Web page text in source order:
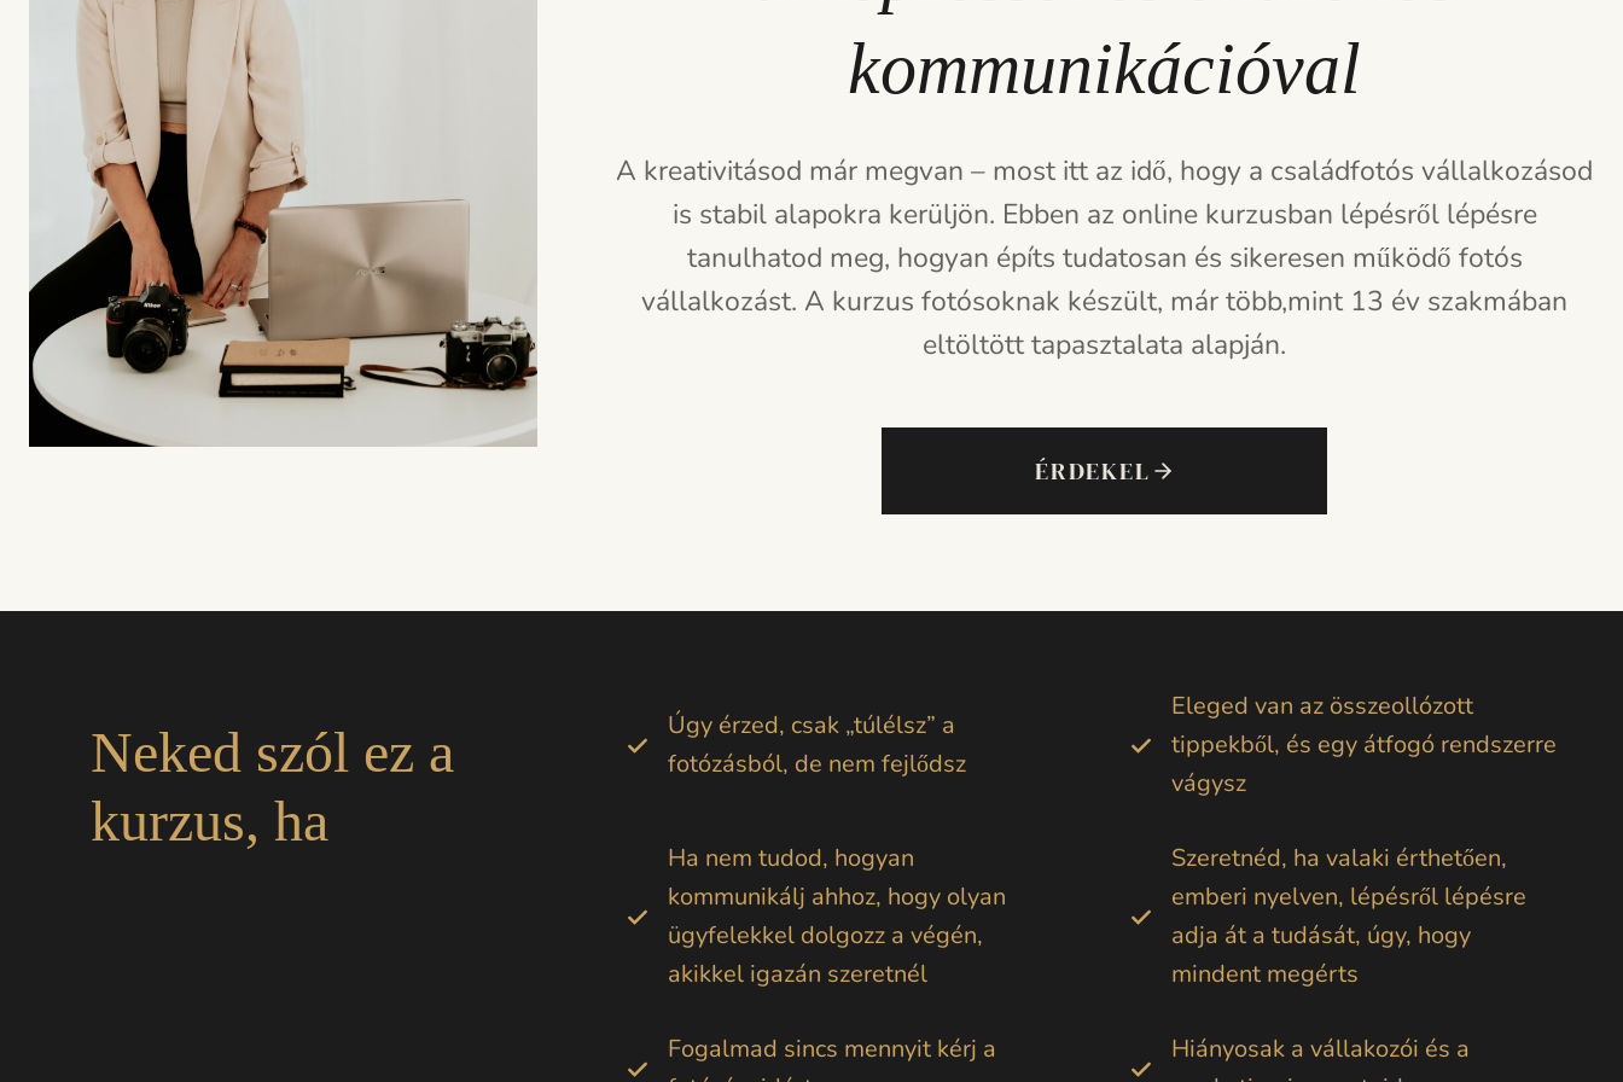
kommunikációval
A kreativitásod már megvan – most itt az idő, hogy a családfotós vállalkozásod
is stabil alapokra kerüljön. Ebben az online kurzusban lépésről lépésre
tanulhatod meg, hogyan építs tudatosan és sikeresen működő fotós
vállalkozást. A kurzus fotósoknak készült, már több,mint 13 év szakmában
eltöltött tapasztalata alapján.
ÉRDEKEL
Neked szól ez a
kurzus, ha
Úgy érzed, csak „túlélsz” a
fotózásból, de nem fejlődsz
Eleged van az összeollózott
tippekből, és egy átfogó rendszerre
vágysz
Ha nem tudod, hogyan
kommunikálj ahhoz, hogy olyan
ügyfelekkel dolgozz a végén,
akikkel igazán szeretnél
Szeretnéd, ha valaki érthetően,
emberi nyelven, lépésről lépésre
adja át a tudását, úgy, hogy
mindent megérts
Fogalmad sincs mennyit kérj a
Hiányosak a vállakozói és a